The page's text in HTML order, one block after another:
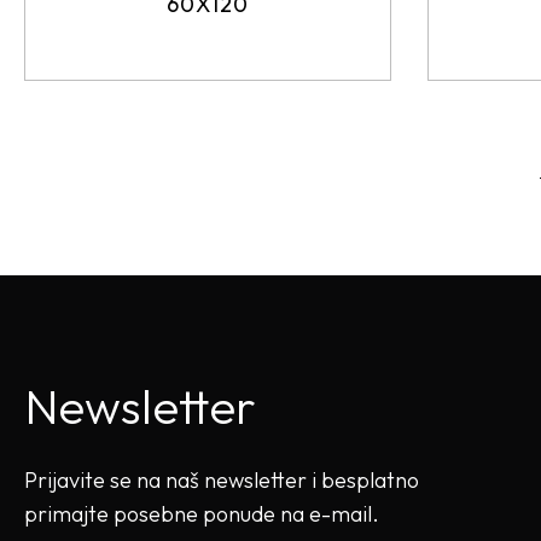
Newsletter
Prijavite se na naš newsletter i besplatno
primajte posebne ponude na e-mail.